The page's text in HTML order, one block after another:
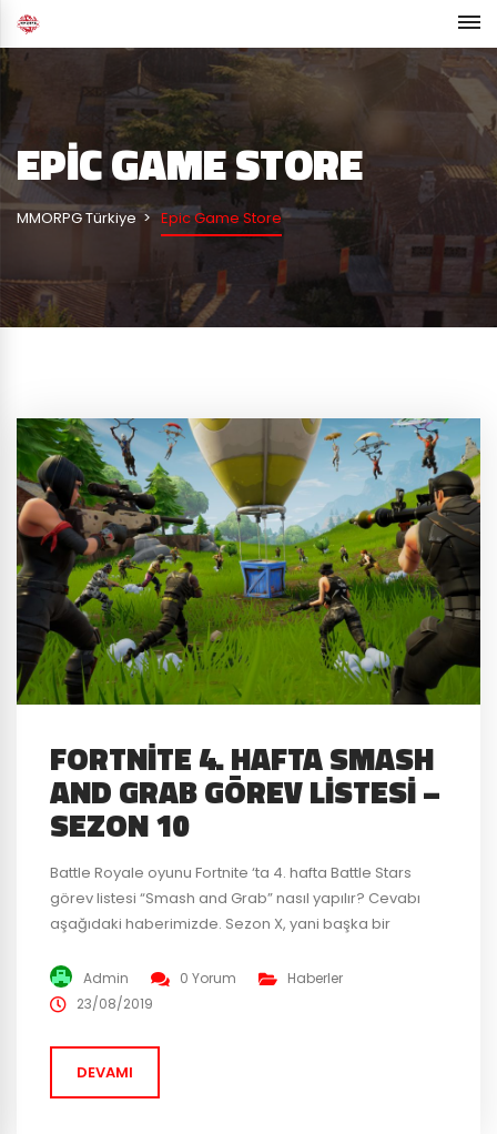
EPIC GAME STORE
MMORPG Türkiye Epic Game Store
FORTNITE 4. HAFTA SMASH
AND GRAB GÖREV LISTESI –
SEZON 10
Battle Royale oyunu Fortnite ‘ta 4. hafta Battle Stars
görev listesi “Smash and Grab” nasıl yapılır? Cevabı
aşağıdaki haberimizde. Sezon X, yani başka bir
ilgisini çeken haftalık görevler getirildi. Bu haftanın
görev listesi ise “Smash and Grab”. Anlaşılması ve
basit olan “Smash and...
Admin 0 Yorum
Haberler
23/08/2019
DEVAMI